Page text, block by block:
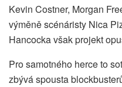
Kevin Costner, Morgan
výměně scénáristy Nica
Hancocka však projekt
Pro samotného herce to
zbývá spousta